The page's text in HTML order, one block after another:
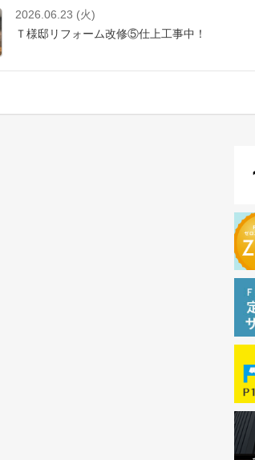
2026.06.23 (火)
Ｔ様邸リフォーム改修⑤仕上工事中！